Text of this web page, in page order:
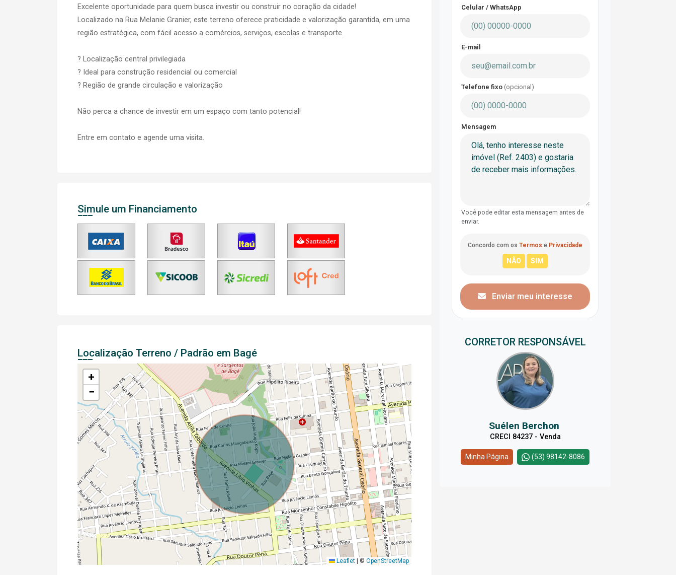
Excelente oportunidade para quem busca investir ou construir no coração da cidade!
Localizado na Rua Melanie Granier, este terreno oferece praticidade e valorização garantida, em uma
região estratégica, com fácil acesso a comércios, serviços, escolas e transporte.
? Localização central privilegiada
? Ideal para construção residencial ou comercial
? Região de grande circulação e valorização
Não perca a chance de investir em um espaço com tanto potencial!
Entre em contato e agende uma visita.
Simule um Financiamento
Localização Terreno / Padrão em Bagé
+
−
Leaflet © OpenStreetMap
Celular / WhatsApp
E-mail
Telefone fixo (opcional)
Mensagem
Você pode editar esta mensagem antes de
enviar.
Concordo com os Termos e Privacidade
Enviar meu interesse
CORRETOR RESPONSÁVEL
Suélen Berchon
CRECI 84237 - Venda
Minha Página (53) 98142-8086